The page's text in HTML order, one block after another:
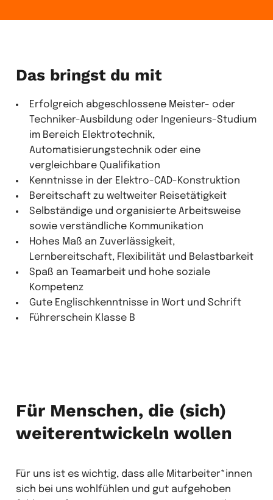
Das bringst du mit
Erfolgreich abgeschlossene Meister- oder
Techniker-Ausbildung oder Ingenieurs-Studium
im Bereich Elektrotechnik,
Automatisierungstechnik oder eine
vergleichbare Qualifikation
Kenntnisse in der Elektro-CAD-Konstruktion
Bereitschaft zu weltweiter Reisetätigkeit
Selbständige und organisierte Arbeitsweise
sowie verständliche Kommunikation
Hohes Maß an Zuverlässigkeit,
Lernbereitschaft, Flexibilität und Belastbarkeit
Spaß an Teamarbeit und hohe soziale
Kompetenz
Gute Englischkenntnisse in Wort und Schrift
Führerschein Klasse B
Für Menschen, die (sich)
weiterentwickeln wollen
Für uns ist es wichtig, dass alle Mitarbeiter*innen
sich bei uns wohlfühlen und gut aufgehoben